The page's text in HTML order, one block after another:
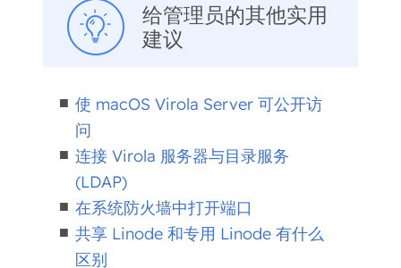
给管理员的其他实用
建议
使 macOS Virola Server 可公开访
问
连接 Virola 服务器与目录服务
(LDAP)
在系统防火墙中打开端口
共享 Linode 和专用 Linode 有什么
区别